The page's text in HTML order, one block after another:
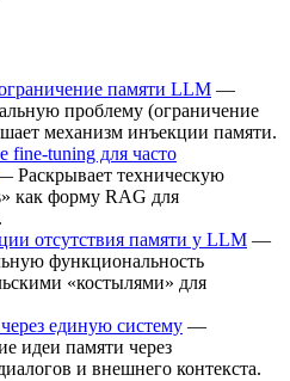
памяти LLM —
проблему (ограничение
механизм инъекции памяти.
fine-tuning для часто
Раскрывает техническую
как форму RAG для
отсутствия памяти у LLM —
функциональность
«костылями» для
единую систему —
идеи памяти через
и внешнего контекста.